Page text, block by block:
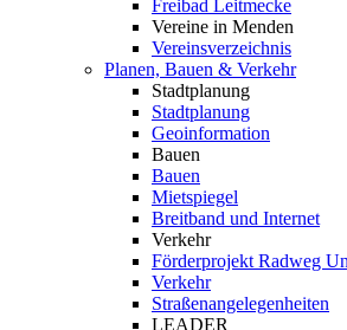
Freibad Leitmecke
Vereine in Menden
Vereinsverzeichnis
Planen, Bauen & Verkehr
Stadtplanung
Stadtplanung
Geoinformation
Bauen
Bauen
Mietspiegel
Breitband und Internet
Verkehr
Förderprojekt Radweg
Verkehr
Straßenangelegenheiten
LEADER